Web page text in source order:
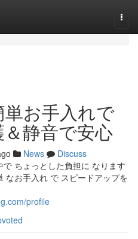
お手入れで
静音で安心
News
Discuss
ちょっとした負担に なります
なお手入れ で スピードアップを
profile